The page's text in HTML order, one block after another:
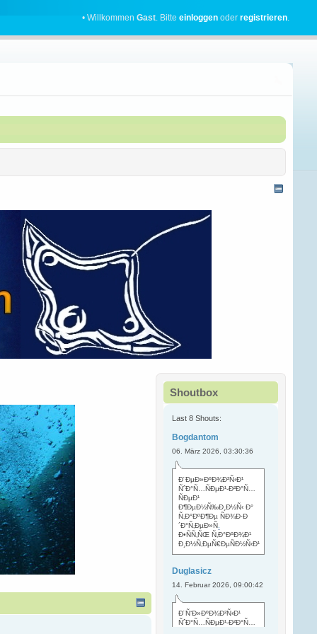
• WillkommenGast. Bitteeinloggen oderregistrieren.
Shoutbox
Last 8 Shouts:
Bogdantom
06. März 2026, 03:30:36
Ð¨ÐµÐ»ÐºÐ¾Ð²Ñ‹Ð¹
ÑˆÐ°Ñ…ÑÐµÐ¹-Ð²Ð°Ñ…
ÑÐµÐ¹
Ð¶ÐµÐ½Ñ‰Ð¸Ð½Ñ‹ Ð°
Ñ‚Ð°ÐºÐ¶Ðµ ÑÐ¾Ð·Ð
´Ð°Ñ‚ÐµÐ»Ñ.
Ð•ÑÑ‚ÑŒ Ñ‚Ð°ÐºÐ¾Ð¹
Ð¸Ð½Ñ‚ÐµÑ€ÐµÑÐ½Ñ‹Ð¹
Duglasicz
14. Februar 2026, 09:00:42
Ð¨Ñ‘Ð»ÐºÐ¾Ð²Ñ‹Ð¹
ÑˆÐ°Ñ…ÑÐµÐ¹-Ð²Ð°Ñ…